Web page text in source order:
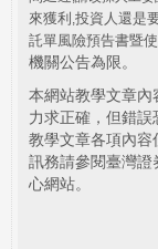
來獲利 投資人還是
託單風險預告書暨
機關公告為限。
本網站教學文章內
力求正確，但錯誤
教學文章各項內容
訊務請參閱臺灣證
心網站。